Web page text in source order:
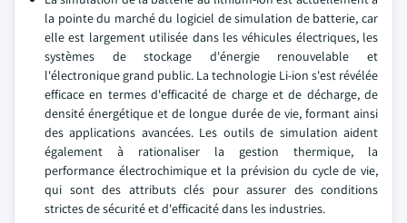
la pointe du marché du logiciel de simulation de batterie, car
elle est largement utilisée dans les véhicules électriques, les
systèmes de stockage d'énergie renouvelable et
l'électronique grand public. La technologie Li-ion s'est révélée
efficace en termes d'efficacité de charge et de décharge, de
densité énergétique et de longue durée de vie, formant ainsi
des applications avancées. Les outils de simulation aident
également à rationaliser la gestion thermique, la
performance électrochimique et la prévision du cycle de vie,
qui sont des attributs clés pour assurer des conditions
strictes de sécurité et d'efficacité dans les industries.